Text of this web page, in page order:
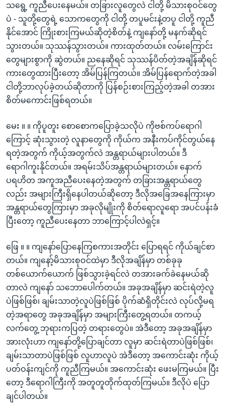
သရွေ့ ကူညီပေးနေမယ်။ တခြားလူတွေလဲ ငါတို့ မိသားစုဝင်တွေ
ပဲ - သူတို့တွေရဲ့ သောကတွေကို ငါတို့ တပူမင်းနဲ့တပူ ငါတို့ ကူညီ
နိုင်အောင် ကြိုးစားကြမယ်ဆိုတဲ့စိတ်နဲ့ ကျနော်တို့ မနက်ဆိုရင်
သွားတယ်။ သုဿန်သွားတယ်။ ကားထုတ်တယ်။ လမ်းကြောင်း
တွေများစွာကို ဆွဲတယ်။ ညနေဆိုရင် သုဿန်ပိတ်တဲ့အချိန်ဆိုရင်
ကားတွေထားပြီးတော့ အိမ်ပြန်ကြတယ်။ အိမ်ပြန်ရောက်တဲ့အခါ
ငါတို့ဘာလုပ်ခဲ့တယ်ဆိုတာကို ပြန်စဉ်းစားကြည့်တဲ့အခါ တအား
စိတ်မကောင်းဖြစ်ရတယ်။
မေး ။ ။ ကိုပူတူး စောစောကပြောခဲ့သလိုပဲ ကိုဗစ်ကပ်ရောဂါ
ကြောင့် ဆုံးသွားတဲ့ လူနာတွေကို ကိုယ်က အနီးကပ်ကိုင်တွယ်နေ
ရတဲ့အတွက် ကိုယ့်အတွက်လဲ အန္တရာယ်များပါတယ်။ ဒီ
ရောဂါကူးနိုင်တယ်။ အရမ်းသိပ်အန္တရာယ်များတယ်။ နောက်
ပရဟိတ အကူအညီပေးနေတဲ့အတွက် တခြားအန္တရာယ်တွေ
လည်း အများကြီးရှိနေပါတယ်ဆိုတော့ ဒီလိုအခြေအနေကြားမှာ
အန္တရာယ်တွေကြားမှာ အခုလိုမျိုးကို စိတ်ရောလူရော အပင်ပန်းခံ
ပြီးတော့ ကူညီပေးနေတာ ဘာကြောင့်ပါလဲရှင့်။
ဖြေ ။ ။ ကျနော်ပြောနေကြစကားအတိုင်း ပြောရရင် ကိုယ်ချင်စာ
တယ်။ ကျနော့်မိသားစုဝင်ထဲမှာ ဒီလိုအချိန်မှာ တစ်ခုခု
တစ်ယောက်ယောက် ဖြစ်သွားခဲ့ရင်လဲ တအားခက်ခဲနေမယ်ဆို
တာလဲ ကျနော် သဘောပေါက်တယ်။ အခုအချိန်မှာ ဆင်းရဲတဲ့လူ
ပဲဖြစ်ဖြစ်၊ ချမ်းသာတဲ့လူပဲဖြစ်ဖြစ် ပိုက်ဆံရှိတိုင်းလဲ လုပ်လို့မရ
တဲ့အရာတွေ အခုအချိန်မှာ အများကြီးတွေ့ရတယ်။ တကယ့်
လက်တွေ့ ဘုရားကပြတဲ့ တရားတွေပဲ။ အဲဒီတော့ အခုအချိန်မှာ
အားလုံးဟာ ကျနော်တို့ပြောချင်တာ လူမှာ ဆင်းရဲတာပဲဖြစ်ဖြစ်၊
ချမ်းသာတာပဲဖြစ်ဖြစ် လူဟာလူပဲ အဲဒီတော့ အကောင်းဆုံး ကိုယ့်
ပတ်ဝန်းကျင်ကို ကူညီကြမယ်။ အကောင်းဆုံး ဖေးမကြမယ်။ ပြီး
တော့ ဒီရောဂါကြီးကို အတူတူတိုက်ထုတ်ကြမယ်။ ဒီလိုပဲ ပြော
ချင်ပါတယ်။